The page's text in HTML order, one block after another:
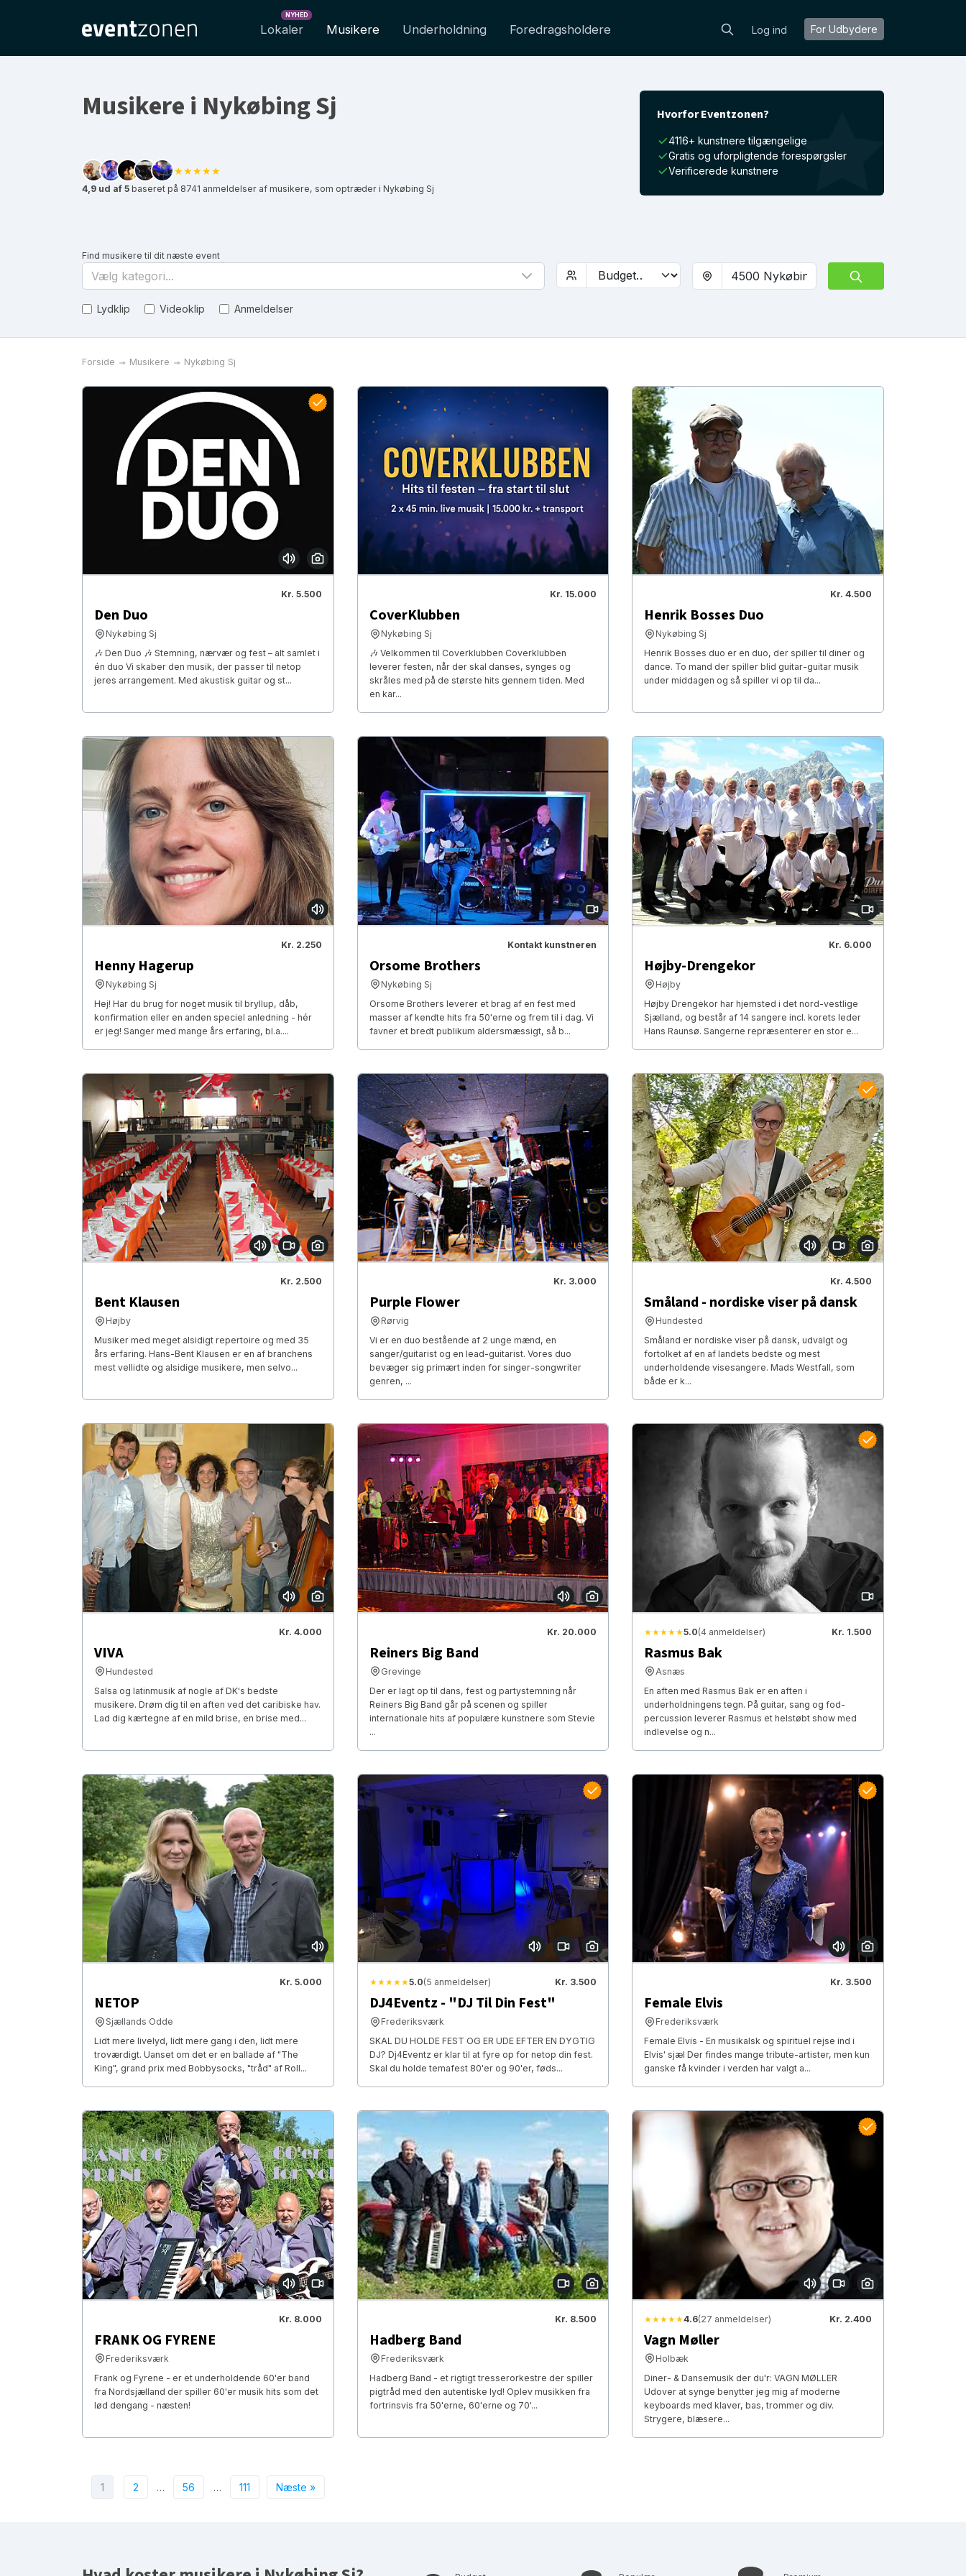
Lokaler
NYHED
Musikere Underholdning Foredragsholdere Log ind For Udbydere
Musikere i Nykøbing Sj
★★★★★
4,9 ud af 5 baseret på 8741 anmeldelser af musikere, som optræder i Nykøbing Sj
Hvorfor Eventzonen?
4116+ kunstnere tilgængelige
Gratis og uforpligtende forespørgsler
Verificerede kunstnere
Find musikere til dit næste event
Vælg kategori...
Lydklip Videoklip Anmeldelser
Forside Musikere Nykøbing Sj
Kr. 5.500
Den Duo
Nykøbing Sj
🎶 Den Duo 🎶 Stemning, nærvær og fest – alt samlet i
én duo Vi skaber den musik, der passer til netop
jeres arrangement. Med akustisk guitar og st...
Kr. 15.000
CoverKlubben
Nykøbing Sj
🎶 Velkommen til Coverklubben Coverklubben
leverer festen, når der skal danses, synges og
skråles med på de største hits gennem tiden. Med
en kar...
Kr. 4.500
Henrik Bosses Duo
Nykøbing Sj
Henrik Bosses duo er en duo, der spiller til diner og
dance. To mand der spiller blid guitar-guitar musik
under middagen og så spiller vi op til da...
Kr. 2.250
Henny Hagerup
Nykøbing Sj
Hej! Har du brug for noget musik til bryllup, dåb,
konfirmation eller en anden speciel anledning - hér
er jeg! Sanger med mange års erfaring, bl.a....
Kontakt kunstneren
Orsome Brothers
Nykøbing Sj
Orsome Brothers leverer et brag af en fest med
masser af kendte hits fra 50'erne og frem til i dag. Vi
favner et bredt publikum aldersmæssigt, så b...
Kr. 6.000
Højby-Drengekor
Højby
Højby Drengekor har hjemsted i det nord-vestlige
Sjælland, og består af 14 sangere incl. korets leder
Hans Raunsø. Sangerne repræsenterer en stor e...
Kr. 2.500
Bent Klausen
Højby
Musiker med meget alsidigt repertoire og med 35
års erfaring. Hans-Bent Klausen er en af branchens
mest vellidte og alsidige musikere, men selvo...
Kr. 3.000
Purple Flower
Rørvig
Vi er en duo bestående af 2 unge mænd, en
sanger/guitarist og en lead-guitarist. Vores duo
bevæger sig primært inden for singer-songwriter
genren, ...
Kr. 4.500
Småland - nordiske viser på dansk
Hundested
Småland er nordiske viser på dansk, udvalgt og
fortolket af en af landets bedste og mest
underholdende visesangere. Mads Westfall, som
både er k...
Kr. 4.000
VIVA
Hundested
Salsa og latinmusik af nogle af DK's bedste
musikere. Drøm dig til en aften ved det caribiske hav.
Lad dig kærtegne af en mild brise, en brise med...
Kr. 20.000
Reiners Big Band
Grevinge
Der er lagt op til dans, fest og partystemning når
Reiners Big Band går på scenen og spiller
internationale hits af populære kunstnere som Stevie
...
★★★★★5.0(4 anmeldelser) Kr. 1.500
Rasmus Bak
Asnæs
En aften med Rasmus Bak er en aften i
underholdningens tegn. På guitar, sang og fod-
percussion leverer Rasmus et helstøbt show med
indlevelse og n...
Kr. 5.000
NETOP
Sjællands Odde
Lidt mere livelyd, lidt mere gang i den, lidt mere
troværdigt. Uanset om det er en ballade af "The
King", grand prix med Bobbysocks, "tråd" af Roll...
★★★★★5.0(5 anmeldelser) Kr. 3.500
DJ4Eventz - "DJ Til Din Fest"
Frederiksværk
SKAL DU HOLDE FEST OG ER UDE EFTER EN DYGTIG
DJ? Dj4Eventz er klar til at fyre op for netop din fest.
Skal du holde temafest 80'er og 90'er, føds...
Kr. 3.500
Female Elvis
Frederiksværk
Female Elvis - En musikalsk og spirituel rejse ind i
Elvis' sjæl Der findes mange tribute-artister, men kun
ganske få kvinder i verden har valgt a...
Kr. 8.000
FRANK OG FYRENE
Frederiksværk
Frank og Fyrene - er et underholdende 60'er band
fra Nordsjælland der spiller 60'er musik hits som det
lød dengang - næsten!
Kr. 8.500
Hadberg Band
Frederiksværk
Hadberg Band - et rigtigt tresserorkestre der spiller
pigtråd med den autentiske lyd! Oplev musikken fra
fortrinsvis fra 50'erne, 60'erne og 70'...
★★★★★4.6(27 anmeldelser) Kr. 2.400
Vagn Møller
Holbæk
Diner- & Dansemusik der du'r: VAGN MØLLER
Udover at synge benytter jeg mig af moderne
keyboards med klaver, bas, trommer og div.
Strygere, blæsere...
1 2 … 56 … 111 Næste »